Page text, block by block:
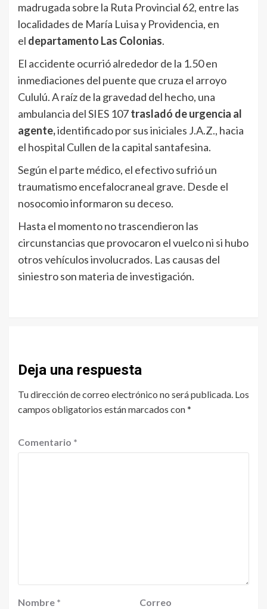
madrugada sobre la Ruta Provincial 62, entre las
localidades de María Luisa y Providencia, en
el departamento Las Colonias.
El accidente ocurrió alrededor de la 1.50 en
inmediaciones del puente que cruza el arroyo
Cululú. A raíz de la gravedad del hecho, una
ambulancia del SIES 107trasladó de urgencia al
agente,identificado por sus iniciales J.A.Z., hacia
el hospital Cullen de la capital santafesina.
Según el parte médico, el efectivo sufrió un
traumatismo encefalocraneal grave. Desde el
nosocomio informaron su deceso.
Hasta el momento no trascendieron las
circunstancias que provocaron el vuelco ni si hubo
otros vehículos involucrados. Las causas del
siniestro son materia de investigación.
Deja una respuesta
Tu dirección de correo electrónico no será publicada. Los
campos obligatorios están marcados con*
Comentario *
Nombre *
Correo